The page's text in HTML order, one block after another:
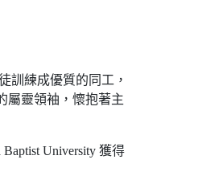
訓練成優質的同工，
屬靈領袖，懷抱著主
University 獲得